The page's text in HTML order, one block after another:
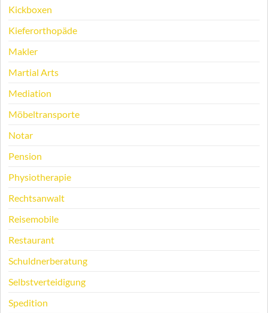
Kickboxen
Kieferorthopäde
Makler
Martial Arts
Mediation
Möbeltransporte
Notar
Pension
Physiotherapie
Rechtsanwalt
Reisemobile
Restaurant
Schuldnerberatung
Selbstverteidigung
Spedition